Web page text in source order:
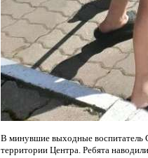
В минувшие выходные воспитатель
территории Центра. Ребята